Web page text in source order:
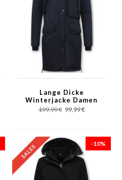
Lange Dicke
Winterjacke Damen
mit Kapuzen - Blau
199,99 € 99,99 €
-10%